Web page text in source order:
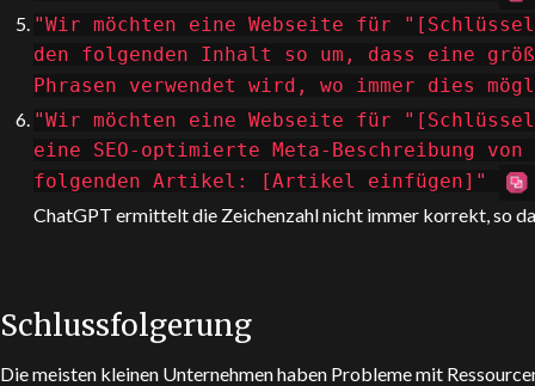
"Wir möchten eine Webseite für
den folgenden Inhalt so um, dass eine
Phrasen verwendet wird, wo immer dies
"Wir möchten eine Webseite für
eine SEO-optimierte Meta-Beschreibung
folgenden Artikel: [Artikel einfügen]"
ChatGPT ermittelt die Zeichenzahl nicht immer korrekt, so
Schlussfolgerung
Die meisten kleinen Unternehmen haben Probleme mit